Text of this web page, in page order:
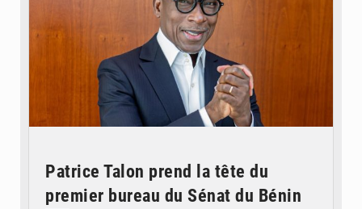
Patrice Talon prend la tête du
premier bureau du Sénat du Bénin